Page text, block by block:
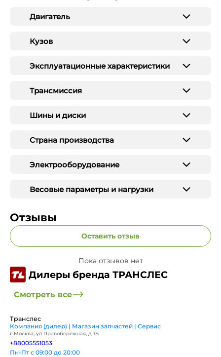
Двигатель
Кузов
Эксплуатационные характеристики
Трансмиссия
Шины и диски
Страна производства
Электрооборудование
Весовые параметры и нагрузки
Отзывы
Оставить отзыв
Пока отзывов нет
Дилеры бренда ТРАНСЛЕС
Смотреть все
Транслес
Компания (дилер) | Магазин запчастей | Сервис
г Москва, ул Правобережная, д 1Б
+88005551053
Пн-Пт с 09:00 до 20:00